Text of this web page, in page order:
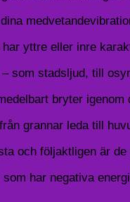
yttre eller inre
som stadsljud, till
bryter
grannar leda till
och följaktligen är
har negativa